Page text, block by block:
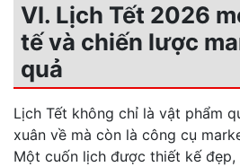
VI. Lịch Tết 2026
tế và chiến lược
quả
Lịch Tết không chỉ là vật phẩm
xuân về mà còn là công cụ
Một cuốn lịch được thiết kế